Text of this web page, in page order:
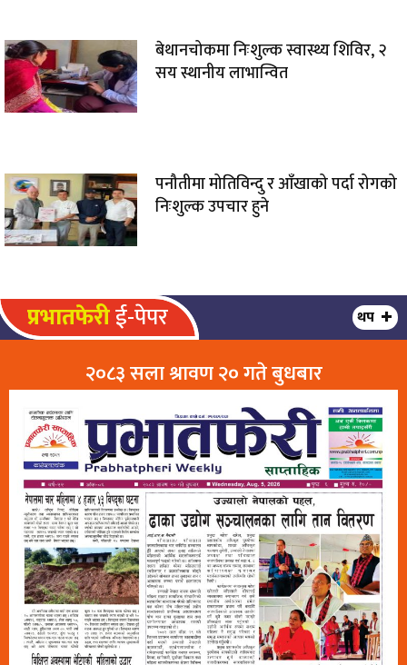
बेथानचोकमा निःशुल्क स्वास्थ्य शिविर, २
सय स्थानीय लाभान्वित
पनौतीमा मोतिविन्दु र आँखाको पर्दा रोगको
निःशुल्क उपचार हुने
प्रभातफेरीई-पेपर थप
२०८३ सला श्रावण २० गते बुधबार